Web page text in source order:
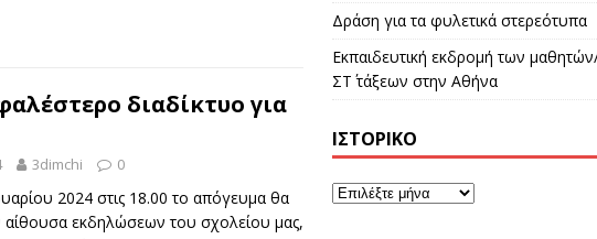
διαδίκτυο για
3dimchi 0
2024 στις 18.00 το απόγευμα θα
αίθουσα εκδηλώσεων του σχολείου μας,
Δράση για τα φυλετικά στερεότυπα
Εκπαιδευτική εκδρομή των
ΣΤ΄ τάξεων στην Αθήνα
ΙΣΤΟΡΙΚΌ